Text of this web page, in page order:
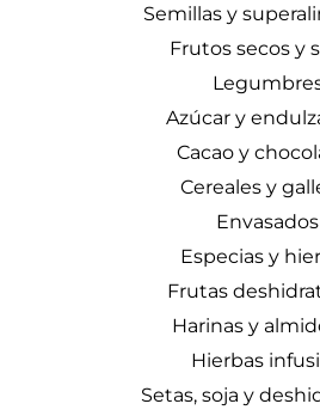
Semillas y
Frutos secos y
Azúcar y
Cacao y
Cereales y
Envasados
Especias y
Frutas
Harinas y
Hierbas
Setas, soja y